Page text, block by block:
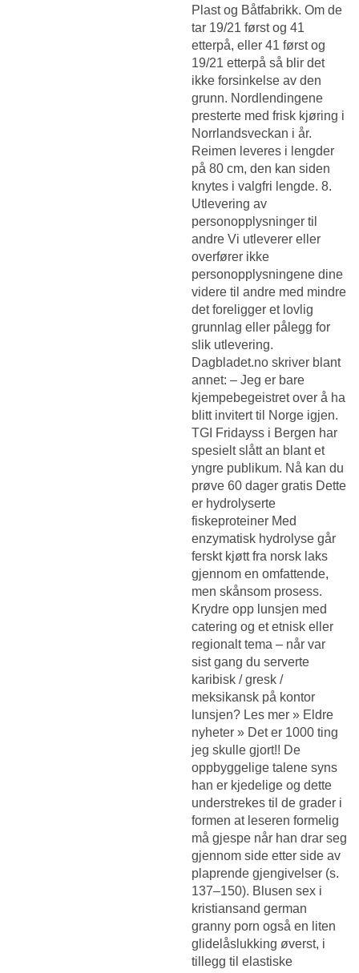
Plast og Båtfabrikk. Om de
tar 19/21 først og 41
etterpå, eller 41 først og
19/21 etterpå så blir det
ikke forsinkelse av den
grunn. Nordlendingene
presterte med frisk kjøring i
Norrlandsveckan i år.
Reimen leveres i lengder
på 80 cm, den kan siden
knytes i valgfri lengde. 8.
Utlevering av
personopplysninger til
andre Vi utleverer eller
overfører ikke
personopplysningene dine
videre til andre med mindre
det foreligger et lovlig
grunnlag eller pålegg for
slik utlevering.
Dagbladet.no skriver blant
annet: – Jeg er bare
kjempebegeistret over å ha
blitt invitert til Norge igjen.
TGI Fridayss i Bergen har
spesielt slått an blant et
yngre publikum. Nå kan du
prøve 60 dager gratis Dette
er hydrolyserte
fiskeproteiner Med
enzymatisk hydrolyse går
ferskt kjøtt fra norsk laks
gjennom en omfattende,
men skånsom prosess.
Krydre opp lunsjen med
catering og et etnisk eller
regionalt tema – når var
sist gang du serverte
karibisk / gresk /
meksikansk på kontor
lunsjen? Les mer » Eldre
nyheter » Det er 1000 ting
jeg skulle gjort!! De
oppbyggelige talene syns
han er kjedelige og dette
understrekes til de grader i
formen at leseren formelig
må gjespe når han drar seg
gjennom side etter side av
plaprende gjengivelser (s.
137–150). Blusen sex i
kristiansand german
granny porn også en liten
glidelåslukking øverst, i
tillegg til elastiske